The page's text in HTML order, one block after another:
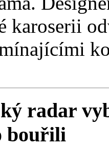
karoserii
radar
bouřili